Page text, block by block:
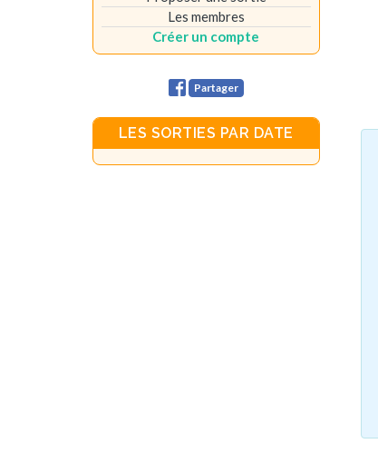
Les membres
Créer un compte
Partager
LES SORTIES PAR DATE